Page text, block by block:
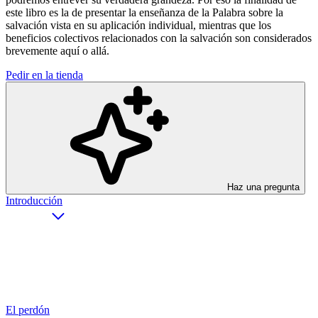
este libro es la de presentar la enseñanza de la Palabra sobre la
salvación vista en su aplicación individual, mientras que los
beneficios colectivos relacionados con la salvación son considerados
brevemente aquí o allá.
Pedir en la tienda
Haz una pregunta
Introducción
El perdón